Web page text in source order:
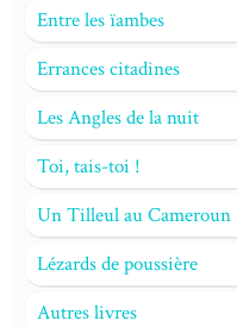
Entre les ïambes
Errances citadines
Les Angles de la nuit
Toi, tais-toi !
Un Tilleul au Cameroun
Lézards de poussière
Autres livres